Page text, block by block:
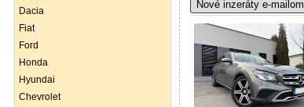
Dacia
Fiat
Ford
Honda
Hyundai
Chevrolet
Nové inzeráty e-mailom